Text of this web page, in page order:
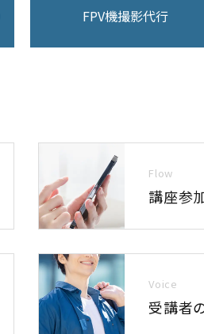
FPV機撮影代行
Flow
講座参
Voice
受講者